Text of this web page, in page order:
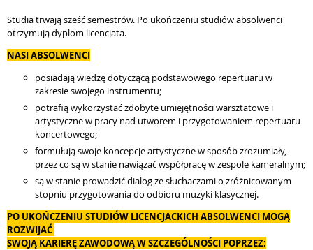
Studia trwają sześć semestrów. Po ukończeniu studiów absolwenci
otrzymują dyplom licencjata.
NASI ABSOLWENCI
posiadają wiedzę dotyczącą podstawowego repertuaru w
zakresie swojego instrumentu;
potrafią wykorzystać zdobyte umiejętności warsztatowe i
artystyczne w pracy nad utworem i przygotowaniem repertuaru
koncertowego;
formułują swoje koncepcje artystyczne w sposób zrozumiały,
przez co są w stanie nawiązać współpracę w zespole kameralnym;
są w stanie prowadzić dialog ze słuchaczami o zróżnicowanym
stopniu przygotowania do odbioru muzyki klasycznej.
PO UKOŃCZENIU STUDIÓW LICENCJACKICH ABSOLWENCI MOGĄ
ROZWIJAĆ
SWOJĄ KARIERĘ ZAWODOWĄ W SZCZEGÓLNOŚCI POPRZEZ: